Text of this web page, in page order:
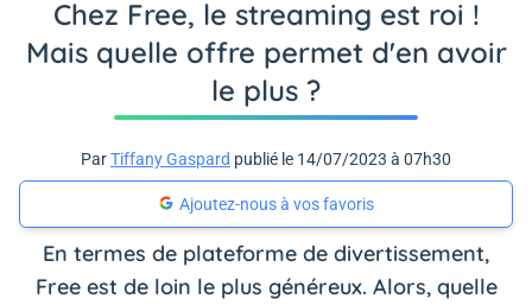
Chez Free, le streaming est roi !
Mais quelle offre permet d'en avoir
le plus ?
ParTiffany Gaspard publié le 14/07/2023 à 07h30
Ajoutez-nous à vos favoris
En termes de plateforme de divertissement,
Free est de loin le plus généreux. Alors, quelle